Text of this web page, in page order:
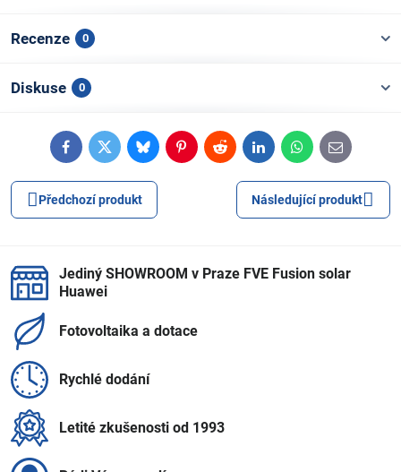
Recenze 0
Diskuse 0
FacebookTwitterBlueskyPinterestRedditLinkedInWhatsApp
E-
mail
Předchozí produkt Následující produkt
Jediný SHOWROOM v Praze FVE Fusion solar
Huawei
Fotovoltaika a dotace
Rychlé dodání
Letité zkušenosti od 1993